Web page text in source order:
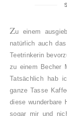
Zu einem
natürlich auch
Teetrinkerin
zu einem Becher
Tatsächlich hab
ganze Tasse
diese wunderbare
sogar mir und